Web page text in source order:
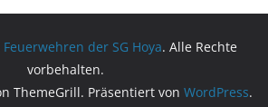
Feuerwehren der SG Hoya. Alle Rechte
vorbehalten.
ThemeGrill. Präsentiert von WordPress.